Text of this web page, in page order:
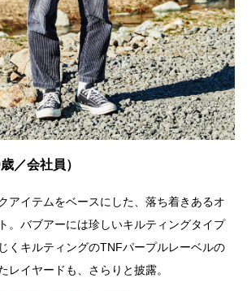
／会社員）
アイテムをベースにした、落ち着きあるオ
。バブアーには珍しいキルティングタイプ
くキルティングのTNFパープルレーベルの
レイヤードも、さらりと披露。